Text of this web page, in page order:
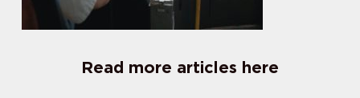
Read more articles here